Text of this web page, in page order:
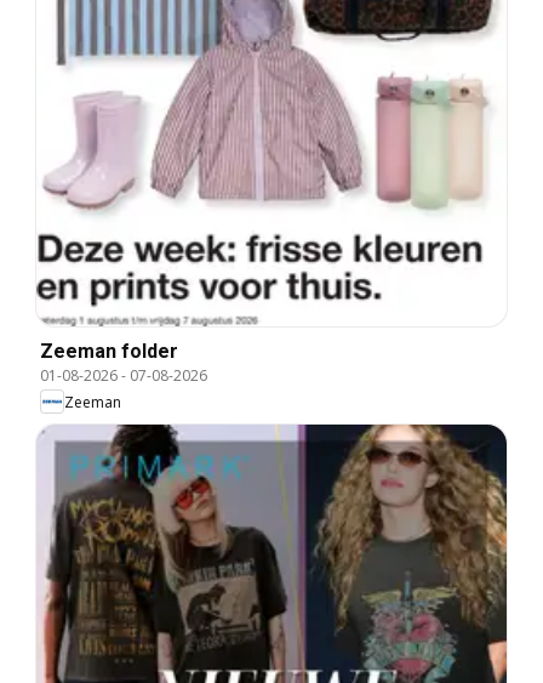
Zeeman folder
01-08-2026- 07-08-2026
Zeeman